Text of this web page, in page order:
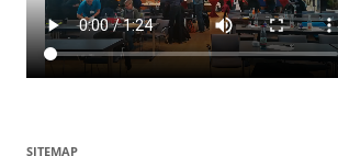
SITEMAP